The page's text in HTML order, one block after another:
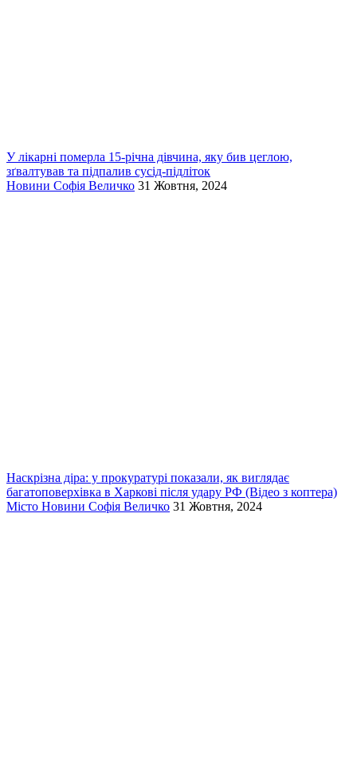
У лікарні померла 15-річна дівчина, яку бив цеглою,
зґвалтував та підпалив сусід-підліток
Новини Софія Величко 31 Жовтня, 2024
Наскрізна діра: у прокуратурі показали, як виглядає
багатоповерхівка в Харкові після удару РФ (Відео з коптера)
Місто Новини Софія Величко 31 Жовтня, 2024